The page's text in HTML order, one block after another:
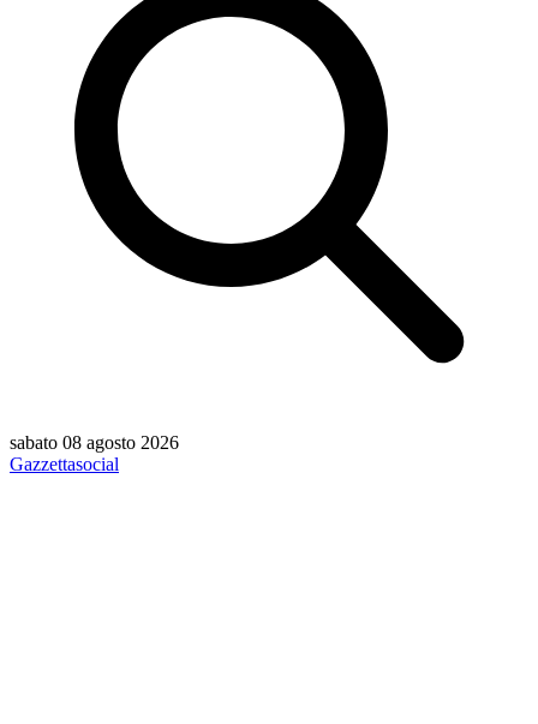
sabato 08 agosto 2026
Gazzettasocial